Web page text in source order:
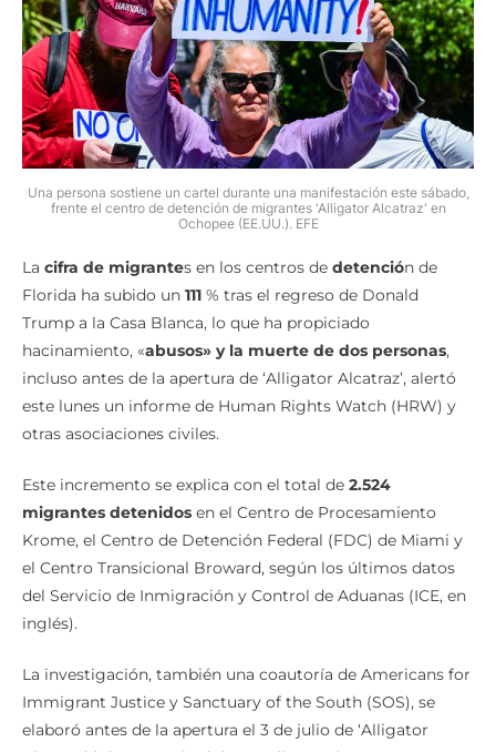
Una persona sostiene un cartel durante una manifestación este sábado,
frente el centro de detención de migrantes 'Alligator Alcatraz' en
Ochopee (EE.UU.). EFE
La cifra de migrantes en los centros de detención de
Florida ha subido un 111 % tras el regreso de Donald
Trump a la Casa Blanca, lo que ha propiciado
hacinamiento, «abusos» y la muerte de dos personas,
incluso antes de la apertura de ‘Alligator Alcatraz’, alertó
este lunes un informe de Human Rights Watch (HRW) y
otras asociaciones civiles.
Este incremento se explica con el total de 2.524
migrantes detenidos en el Centro de Procesamiento
Krome, el Centro de Detención Federal (FDC) de Miami y
el Centro Transicional Broward, según los últimos datos
del Servicio de Inmigración y Control de Aduanas (ICE, en
inglés).
La investigación, también una coautoría de Americans for
Immigrant Justice y Sanctuary of the South (SOS), se
elaboró antes de la apertura el 3 de julio de ‘Alligator